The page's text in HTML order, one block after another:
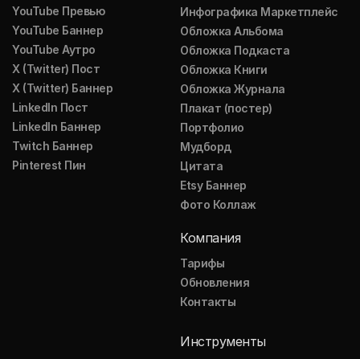
YouTube Превью
YouTube Баннер
YouTube Аутро
X (Twitter) Пост
X (Twitter) Баннер
LinkedIn Пост
LinkedIn Баннер
Twitch Баннер
Pinterest Пин
Инфографика Маркетплейс
Обложка Альбома
Обложка Подкаста
Обложка Книги
Обложка Журнала
Плакат (постер)
Портфолио
Мудборд
Цитата
Etsy Баннер
Фото Коллаж
Компания
Тарифы
Обновления
Контакты
Инструменты